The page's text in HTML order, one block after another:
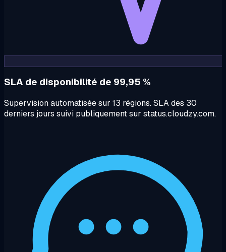
SLA de disponibilité de 99,95 %
Supervision automatisée sur 13 régions. SLA des 30
derniers jours suivi publiquement sur status.cloudzy.com.